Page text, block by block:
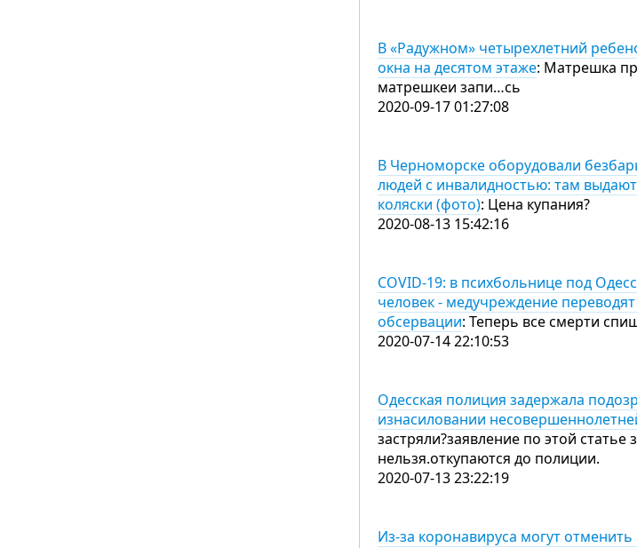
В «Радужном» четырехлетний
окна на десятом этаже: Матрешка
матрешкеи запи…сь
2020-09-17 01:27:08
В Черноморске оборудовали
людей с инвалидностью: там
коляски (фото): Цена купания?
2020-08-13 15:42:16
COVID-19: в психбольнице под
человек - медучреждение
обсервации: Теперь все смерти
2020-07-14 22:10:53
Одесская полиция задержала
изнасиловании
застряли?заявление по этой статье
нельзя.откупаются до полиции.
2020-07-13 23:22:19
Из-за коронавируса могут